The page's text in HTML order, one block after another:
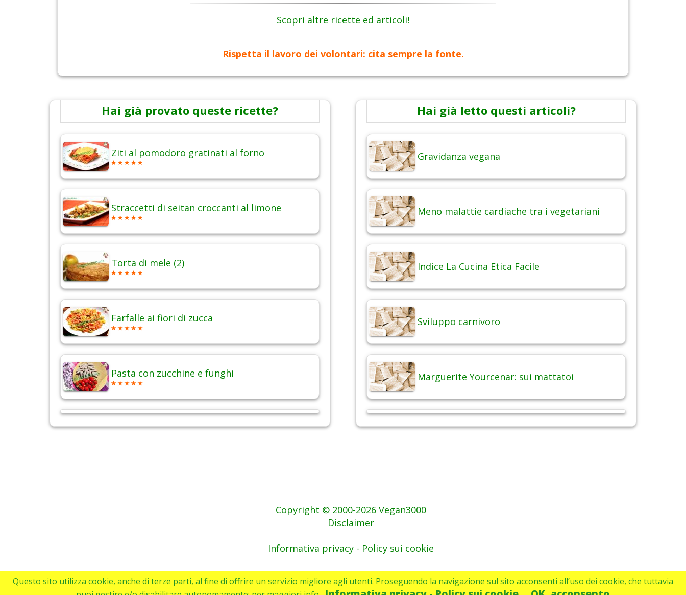
Scopri altre ricette ed articoli!
Rispetta il lavoro dei volontari: cita sempre la fonte.
Hai già provato queste ricette?
Ziti al pomodoro gratinati al forno
Straccetti di seitan croccanti al limone
Torta di mele (2)
Farfalle ai fiori di zucca
Pasta con zucchine e funghi
Hai già letto questi articoli?
Gravidanza vegana
Meno malattie cardiache tra i vegetariani
Indice La Cucina Etica Facile
Sviluppo carnivoro
Marguerite Yourcenar: sui mattatoi
Copyright © 2000-2026 Vegan3000
Disclaimer
Informativa privacy - Policy sui cookie
Questo sito utilizza cookie, anche di terze parti, al fine di offrire un servizio migliore agli utenti. Proseguendo la navigazione sul sito acconsenti all’uso dei cookie, che tuttavia